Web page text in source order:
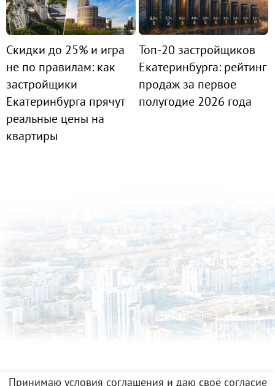
Скидки до 25% и игра
не по правилам: как
застройщики
Екатеринбурга прячут
реальные цены на
квартиры
Топ-20 застройщиков
Екатеринбурга: рейтинг
продаж за первое
полугодие 2026 года
Принимаю условия соглашения и даю своё согласие